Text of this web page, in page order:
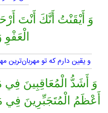
وَ أَيْقَنْتُ أَنَّكَ أَنْتَ‏
و يقين دارم كه تو
وَ أَشَدُّ الْمُعَاقِبِينَ فِي
أَعْظَمُ الْمُتَجَبِّرِينَ فِي